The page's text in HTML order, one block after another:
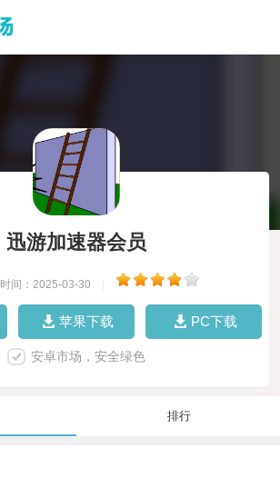
迅游加速器会员
时间：2025-03-30
苹果下载 PC下载
安卓市场，安全绿色
排行